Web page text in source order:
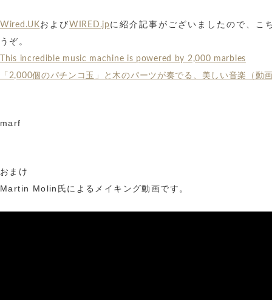
Wired.UK およびWIRED.jpに紹介記事がございましたので、こ
うぞ。
This incredible music machine is powered by 2,000 marbles
「2,000個のパチンコ玉」と木のパーツが奏でる、美しい音楽（動
marf
おまけ
Martin Molin氏によるメイキング動画です。